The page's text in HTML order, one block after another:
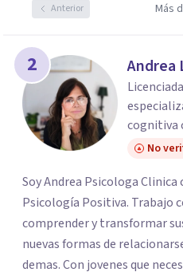
Anterior Más
2 Andrea
cognitiva
No
Soy Andrea Psicologa
Psicología Positiva. Trabajo
comprender y transformar
nuevas formas de
demas. Con jovenes que